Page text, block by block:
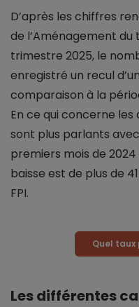
D’après les chiffres
de l’Aménagement
trimestre 2025, le
enregistré un recul
comparaison à la
En ce qui concerne
sont plus parlants
premiers mois de
baisse est de plus de
FPI.
Quel taux
Les différentes